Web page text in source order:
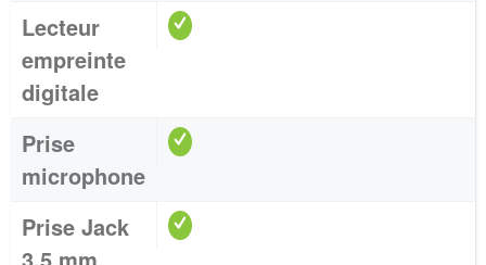
Lecteur
empreinte
digitale
Prise
microphone
Prise Jack